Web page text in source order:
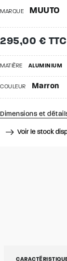
MARQUE MUUTO
295,00 € TTC
MATIÈRE ALUMINIUM
COULEUR Marron
Dimensions et
Voir le stock